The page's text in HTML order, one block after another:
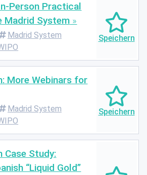
Person Practical
Madrid System
Madrid System
More Webinars for
Madrid System
Case Study:
“Liquid Gold”